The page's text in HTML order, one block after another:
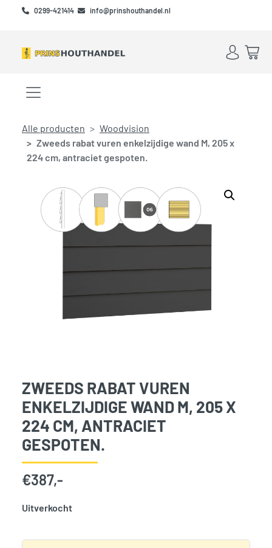
Skip to main content
Skip to footer
0299-421414 info@prinshouthandel.nl
Account
Menu openen/sluiten
Alle producten
Woodvision
Zweeds rabat vuren enkelzijdige wand M, 205 x
224 cm, antraciet gespoten.
ZWEEDS RABAT VUREN
ENKELZIJDIGE WAND M, 205 X
224 CM, ANTRACIET
GESPOTEN.
€387,-
Uitverkocht